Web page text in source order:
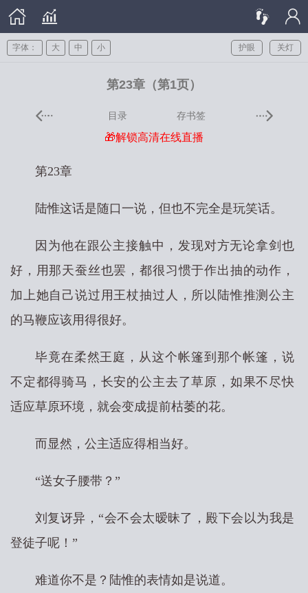
关灯
护眼
字体： 大 中 小
第23章（第1页）
目录 存书签
🎁解锁高清在线直播
第23章
陆惟这话是随口一说，但也不完全是玩笑话。
因为他在跟公主接触中，发现对方无论拿剑也
好，用那天蚕丝也罢，都很习惯于作出抽的动作，
加上她自己说过用王杖抽过人，所以陆惟推测公主
的马鞭应该用得很好。
毕竟在柔然王庭，从这个帐篷到那个帐篷，说
不定都得骑马，长安的公主去了草原，如果不尽快
适应草原环境，就会变成提前枯萎的花。
而显然，公主适应得相当好。
“送女子腰带？”
刘复讶异，“会不会太暧昧了，殿下会以为我是
登徒子呢！”
难道你不是？陆惟的表情如是说道。